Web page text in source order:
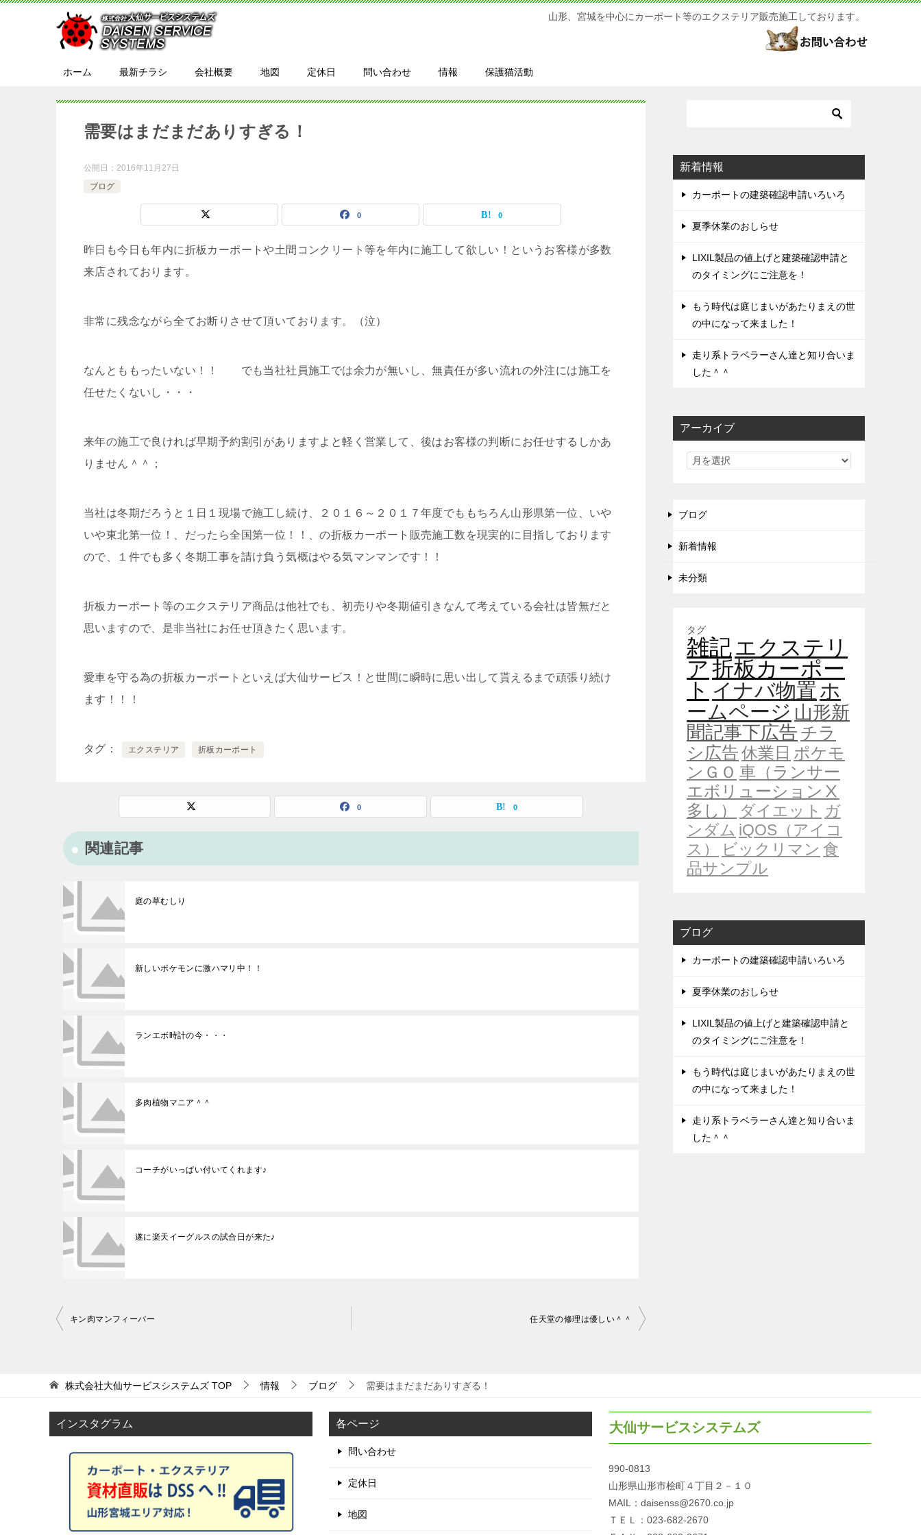
山形、宮城を中心にカーポート等のエクステリア販売施工しております。
ホーム 最新チラシ 会社概要 地図 定休日 問い合わせ 情報 保護猫活動
需要はまだまだありすぎる！
公開日： 2016年11月27日
ブログ
0 0
昨日も今日も年内に折板カーポートや土間コンクリート等を年内に施工して欲しい！というお客様が多数
来店されております。
非常に残念ながら全てお断りさせて頂いております。（泣）
なんとももったいない！！ でも当社社員施工では余力が無いし、無責任が多い流れの外注には施工を
任せたくないし・・・
来年の施工で良ければ早期予約割引がありますよと軽く営業して、後はお客様の判断にお任せするしかあ
りません＾＾；
当社は冬期だろうと１日１現場で施工し続け、２０１６～２０１７年度でももちろん山形県第一位、いや
いや東北第一位！、だったら全国第一位！！、の折板カーポート販売施工数を現実的に目指しております
ので、１件でも多く冬期工事を請け負う気概はやる気マンマンです！！
折板カーポート等のエクステリア商品は他社でも、初売りや冬期値引きなんて考えている会社は皆無だと
思いますので、是非当社にお任せ頂きたく思います。
愛車を守る為の折板カーポートといえば大仙サービス！と世間に瞬時に思い出して貰えるまで頑張り続け
ます！！！
タグ エクステリア 折板カーポート
0 0
関連記事
庭の草むしり
新しいポケモンに激ハマリ中！！
ランエボ時計の今・・・
多肉植物マニア＾＾
コーチがいっぱい付いてくれます♪
遂に楽天イーグルスの試合日が来た♪
ナ
ゲ
ー
シ
キン肉マンフィーバー 任天堂の修理は優しい＾＾
新着情報
カーポートの建築確認申請いろいろ
夏季休業のおしらせ
LIXIL製品の値上げと建築確認申請と
のタイミングにご注意を！
もう時代は庭じまいがあたりまえの世
の中になって来ました！
走り系トラベラーさん達と知り合いま
した＾＾
アーカイブ
ブログ
新着情報
未分類
タグ
雑記エクステリ
ア折板カーポー
ト イナバ物置ホ
ームページ 山形新
聞記事下広告 チラ
シ広告休業日 ポケモ
ンＧＯ 車（ランサー
エボリューションⅩ
多し）
ダイエット ガ
ンダム iQOS（アイコ
ス）
ビックリマン 食
品サンプル
ブログ
カーポートの建築確認申請いろいろ
夏季休業のおしらせ
LIXIL製品の値上げと建築確認申請と
のタイミングにご注意を！
もう時代は庭じまいがあたりまえの世
の中になって来ました！
走り系トラベラーさん達と知り合いま
した＾＾
株式会社大仙サービスシステムズ TOP 情報 ブログ 需要はまだまだありすぎる！
インスタグラム 各ページ
問い合わせ
定休日
地図
大仙サービスシステムズ
990-0813
山形県山形市桧町４丁目２－１０
MAIL：daisenss@2670.co.jp
ＴＥＬ：023-682-2670